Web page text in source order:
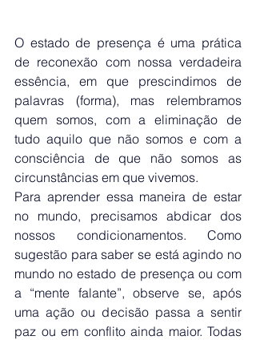
O estado de presença é uma prática
de reconexão com nossa verdadeira
essência, em que prescindimos de
palavras (forma), mas relembramos
quem somos, com a eliminação de
tudo aquilo que não somos e com a
consciência de que não somos as
circunstâncias em que vivemos.
Para aprender essa maneira de estar
no mundo, precisamos abdicar dos
nossos condicionamentos. Como
sugestão para saber se está agindo no
mundo no estado de presença ou com
a “mente falante”, observe se, após
uma ação ou decisão passa a sentir
paz ou em conflito ainda maior. Todas